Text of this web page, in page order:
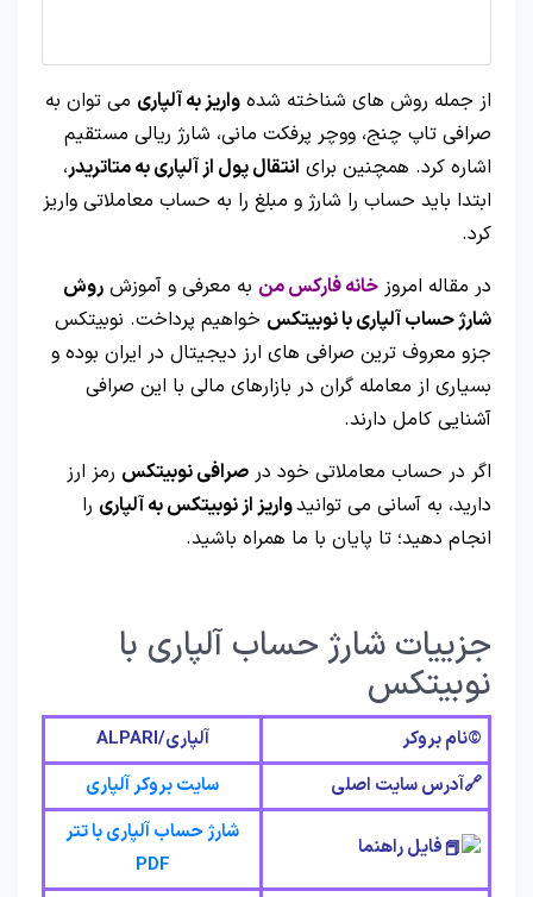
از جمله روش های شناخته شده واریز به آلپاری می توان به
صرافی تاپ چنج، ووچر پرفکت مانی، شارژ ریالی مستقیم
اشاره کرد. همچنین برای انتقال پول از آلپاری به متاتریدر،
ابتدا باید حساب را شارژ و مبلغ را به حساب معاملاتی واریز
کرد.
در مقاله امروز خانه فارکس من به معرفی و آموزش روش
شارژ حساب آلپاری با نوبیتکس خواهیم پرداخت. نوبیتکس
جزو معروف ترین صرافی های ارز دیجیتال در ایران بوده و
بسیاری از معامله گران در بازارهای مالی با این صرافی
آشنایی کامل دارند.
اگر در حساب معاملاتی خود در صرافی نوبیتکس رمز ارز
دارید، به آسانی می توانیدواریز از نوبیتکس به آلپاری را
انجام دهید؛ تا پایان با ما همراه باشید.
جزییات شارژ حساب آلپاری با
نوبیتکس
©️نام بروکر آلپاری/ALPARI
🔗آدرس سایت اصلی
سایت بروکر آلپاری
فایل راهنما
شارژ حساب آلپاری با تتر
PDF